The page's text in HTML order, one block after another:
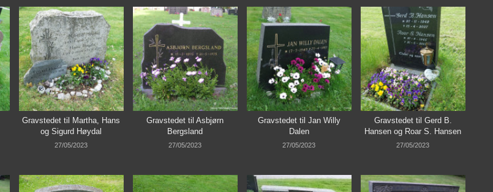
Gravstedet til Martha, Hans
og Sigurd Høydal
27/05/2023
Gravstedet til Asbjørn
Bergsland
27/05/2023
Gravstedet til Jan Willy
Dalen
27/05/2023
Gravstedet til Gerd B.
Hansen og Roar S. Hansen
27/05/2023